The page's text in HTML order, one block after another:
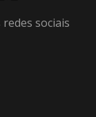
sociais